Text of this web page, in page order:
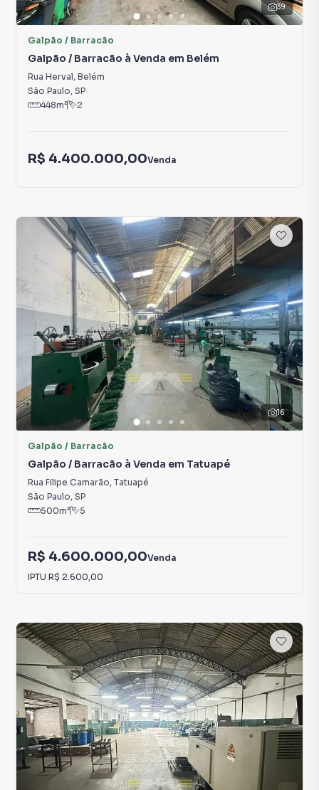
39
Galpão / Barracão
Galpão / Barracão à Venda em Belém
Rua Herval, Belém
São Paulo, SP
448m² 2
R$ 4.400.000,00Venda
16
Galpão / Barracão
Galpão / Barracão à Venda em Tatuapé
Rua Filipe Camarão, Tatuapé
São Paulo, SP
500m² 5
R$ 4.600.000,00Venda
IPTU R$ 2.600,00